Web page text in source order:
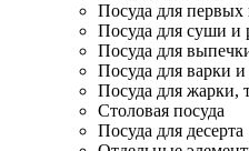
Посуда для
Посуда для суши и
Посуда для
Посуда для варки
Посуда для жарки,
Столовая посуда
Посуда для десерта